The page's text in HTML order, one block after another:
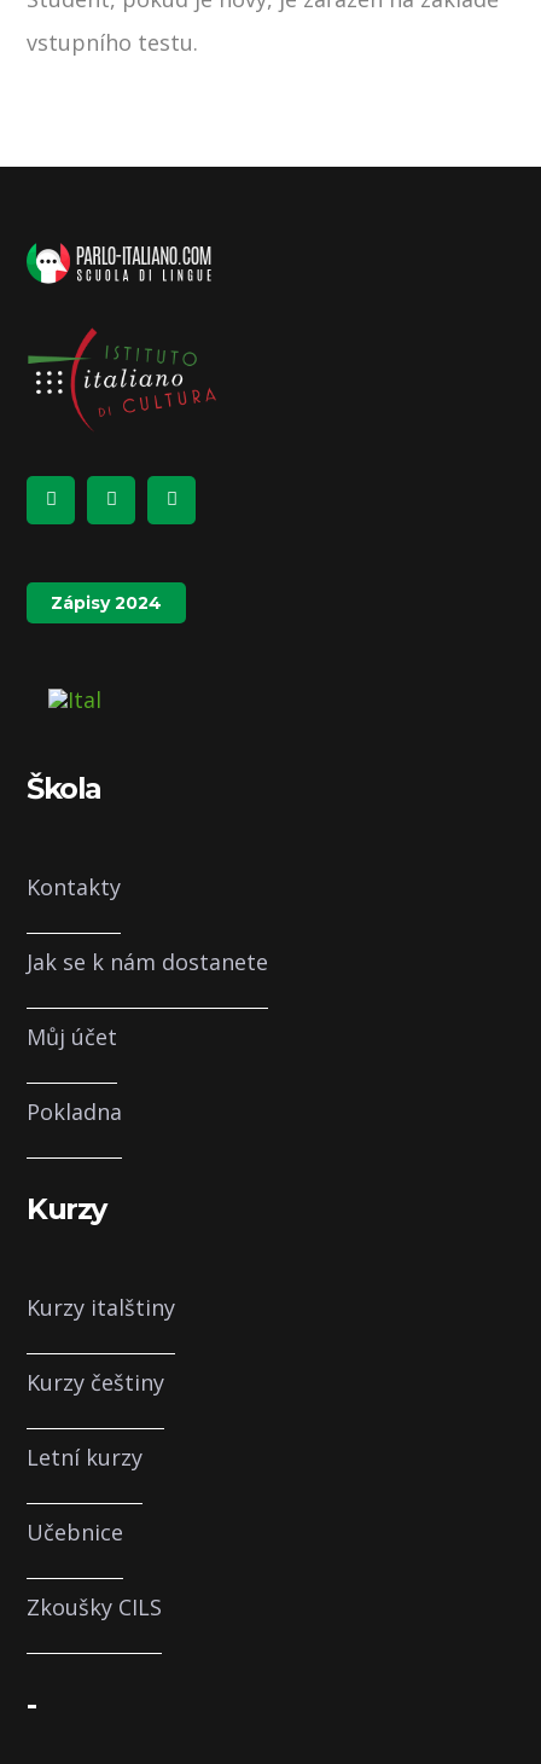
vstupního testu.
Zápisy 2024
Škola
Kontakty
Jak se k nám dostanete
Můj účet
Pokladna
Kurzy
Kurzy italštiny
Kurzy češtiny
Letní kurzy
Učebnice
Zkoušky CILS
-